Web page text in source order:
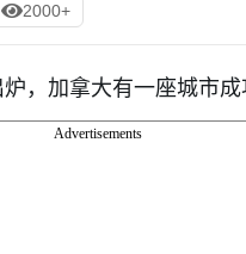
2000+
，加拿大有一座城市成
Advertisements